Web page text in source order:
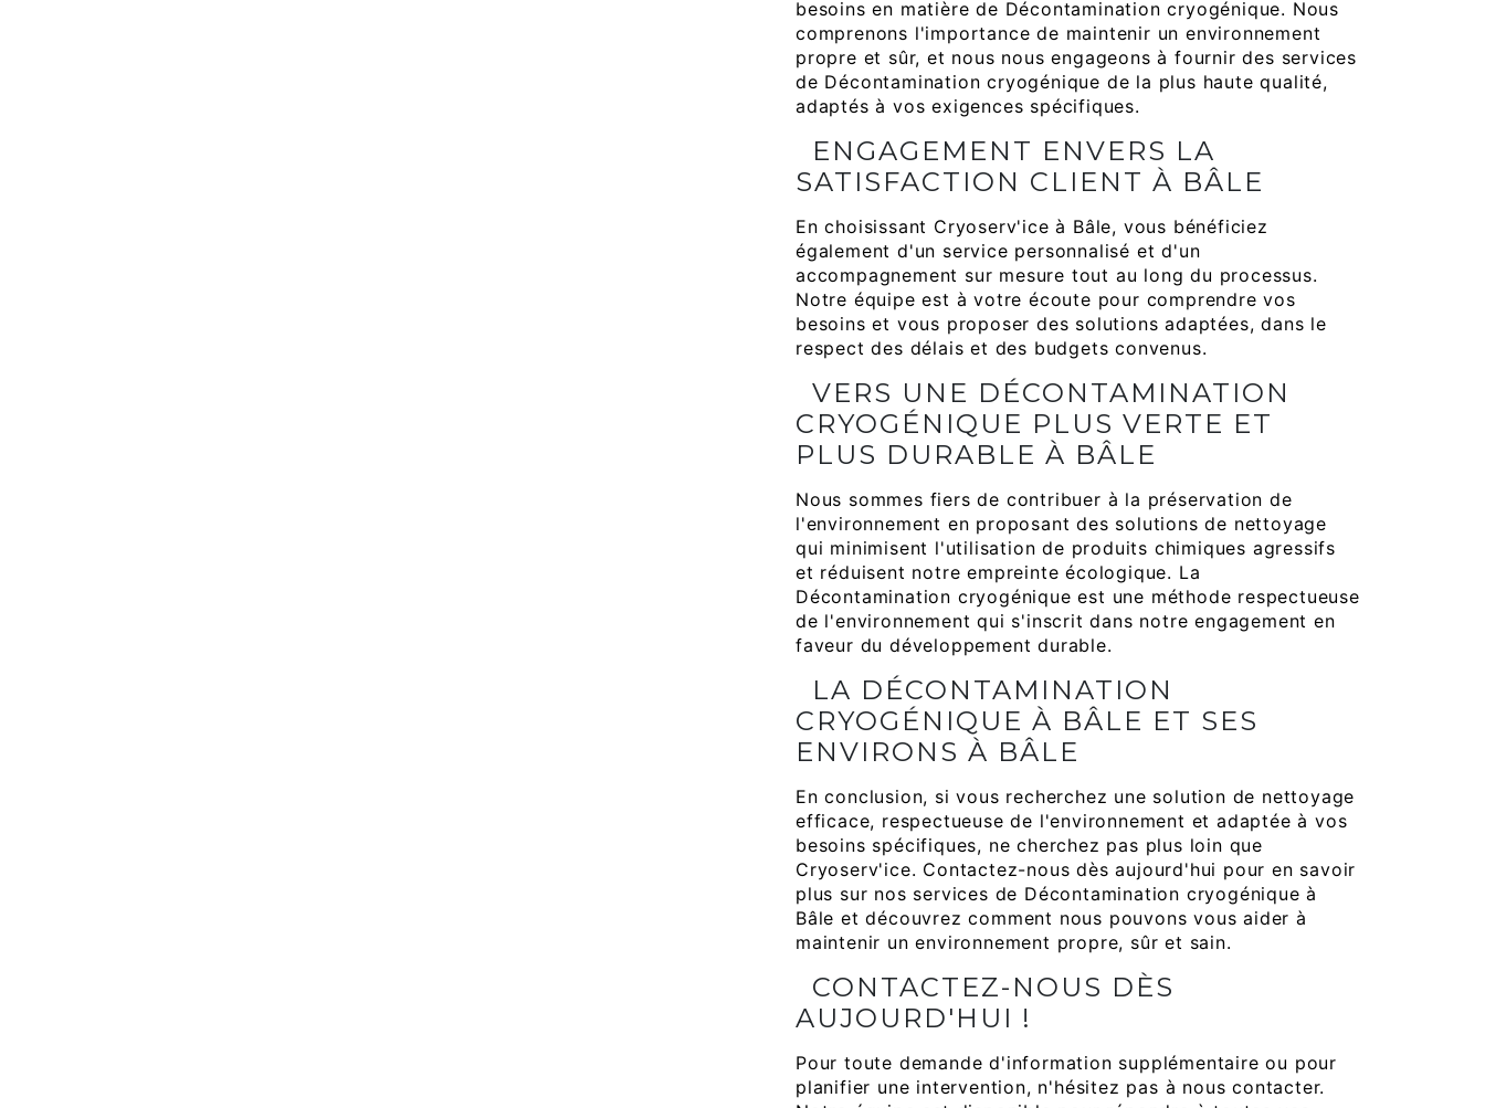
besoins en matière de Décontamination cryogénique. Nous
comprenons l'importance de maintenir un environnement
propre et sûr, et nous nous engageons à fournir des services
de Décontamination cryogénique de la plus haute qualité,
adaptés à vos exigences spécifiques.
ENGAGEMENT ENVERS LA
SATISFACTION CLIENT À BÂLE
En choisissant Cryoserv'ice à Bâle, vous bénéficiez
également d'un service personnalisé et d'un
accompagnement sur mesure tout au long du processus.
Notre équipe est à votre écoute pour comprendre vos
besoins et vous proposer des solutions adaptées, dans le
respect des délais et des budgets convenus.
VERS UNE DÉCONTAMINATION
CRYOGÉNIQUE PLUS VERTE ET
PLUS DURABLE À BÂLE
Nous sommes fiers de contribuer à la préservation de
l'environnement en proposant des solutions de nettoyage
qui minimisent l'utilisation de produits chimiques agressifs
et réduisent notre empreinte écologique. La
Décontamination cryogénique est une méthode respectueuse
de l'environnement qui s'inscrit dans notre engagement en
faveur du développement durable.
LA DÉCONTAMINATION
CRYOGÉNIQUE À BÂLE ET SES
ENVIRONS À BÂLE
En conclusion, si vous recherchez une solution de nettoyage
efficace, respectueuse de l'environnement et adaptée à vos
besoins spécifiques, ne cherchez pas plus loin que
Cryoserv'ice. Contactez-nous dès aujourd'hui pour en savoir
plus sur nos services de Décontamination cryogénique à
Bâle et découvrez comment nous pouvons vous aider à
maintenir un environnement propre, sûr et sain.
CONTACTEZ-NOUS DÈS
AUJOURD'HUI !
Pour toute demande d'information supplémentaire ou pour
planifier une intervention, n'hésitez pas à nous contacter.